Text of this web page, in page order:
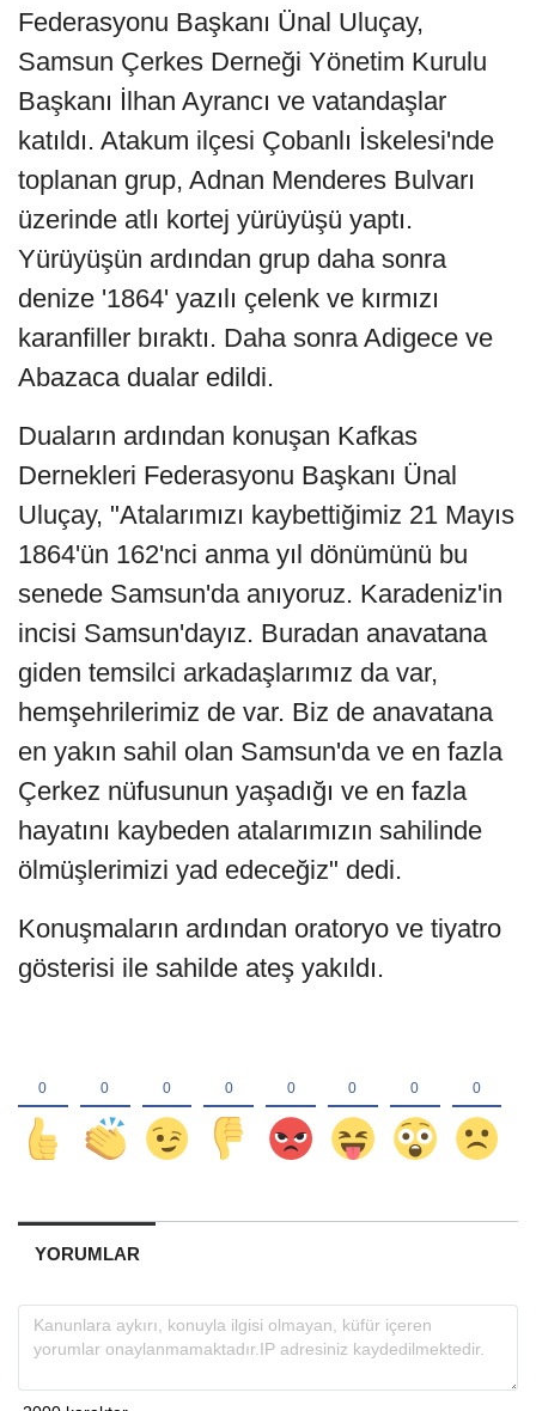
Federasyonu Başkanı Ünal Uluçay,
Samsun Çerkes Derneği Yönetim Kurulu
Başkanı İlhan Ayrancı ve vatandaşlar
katıldı. Atakum ilçesi Çobanlı İskelesi'nde
toplanan grup, Adnan Menderes Bulvarı
üzerinde atlı kortej yürüyüşü yaptı.
Yürüyüşün ardından grup daha sonra
denize '1864' yazılı çelenk ve kırmızı
karanfiller bıraktı. Daha sonra Adigece ve
Abazaca dualar edildi.
Duaların ardından konuşan Kafkas
Dernekleri Federasyonu Başkanı Ünal
Uluçay, "Atalarımızı kaybettiğimiz 21 Mayıs
1864'ün 162'nci anma yıl dönümünü bu
senede Samsun'da anıyoruz. Karadeniz'in
incisi Samsun'dayız. Buradan anavatana
giden temsilci arkadaşlarımız da var,
hemşehrilerimiz de var. Biz de anavatana
en yakın sahil olan Samsun'da ve en fazla
Çerkez nüfusunun yaşadığı ve en fazla
hayatını kaybeden atalarımızın sahilinde
ölmüşlerimizi yad edeceğiz" dedi.
Konuşmaların ardından oratoryo ve tiyatro
gösterisi ile sahilde ateş yakıldı.
YORUMLAR